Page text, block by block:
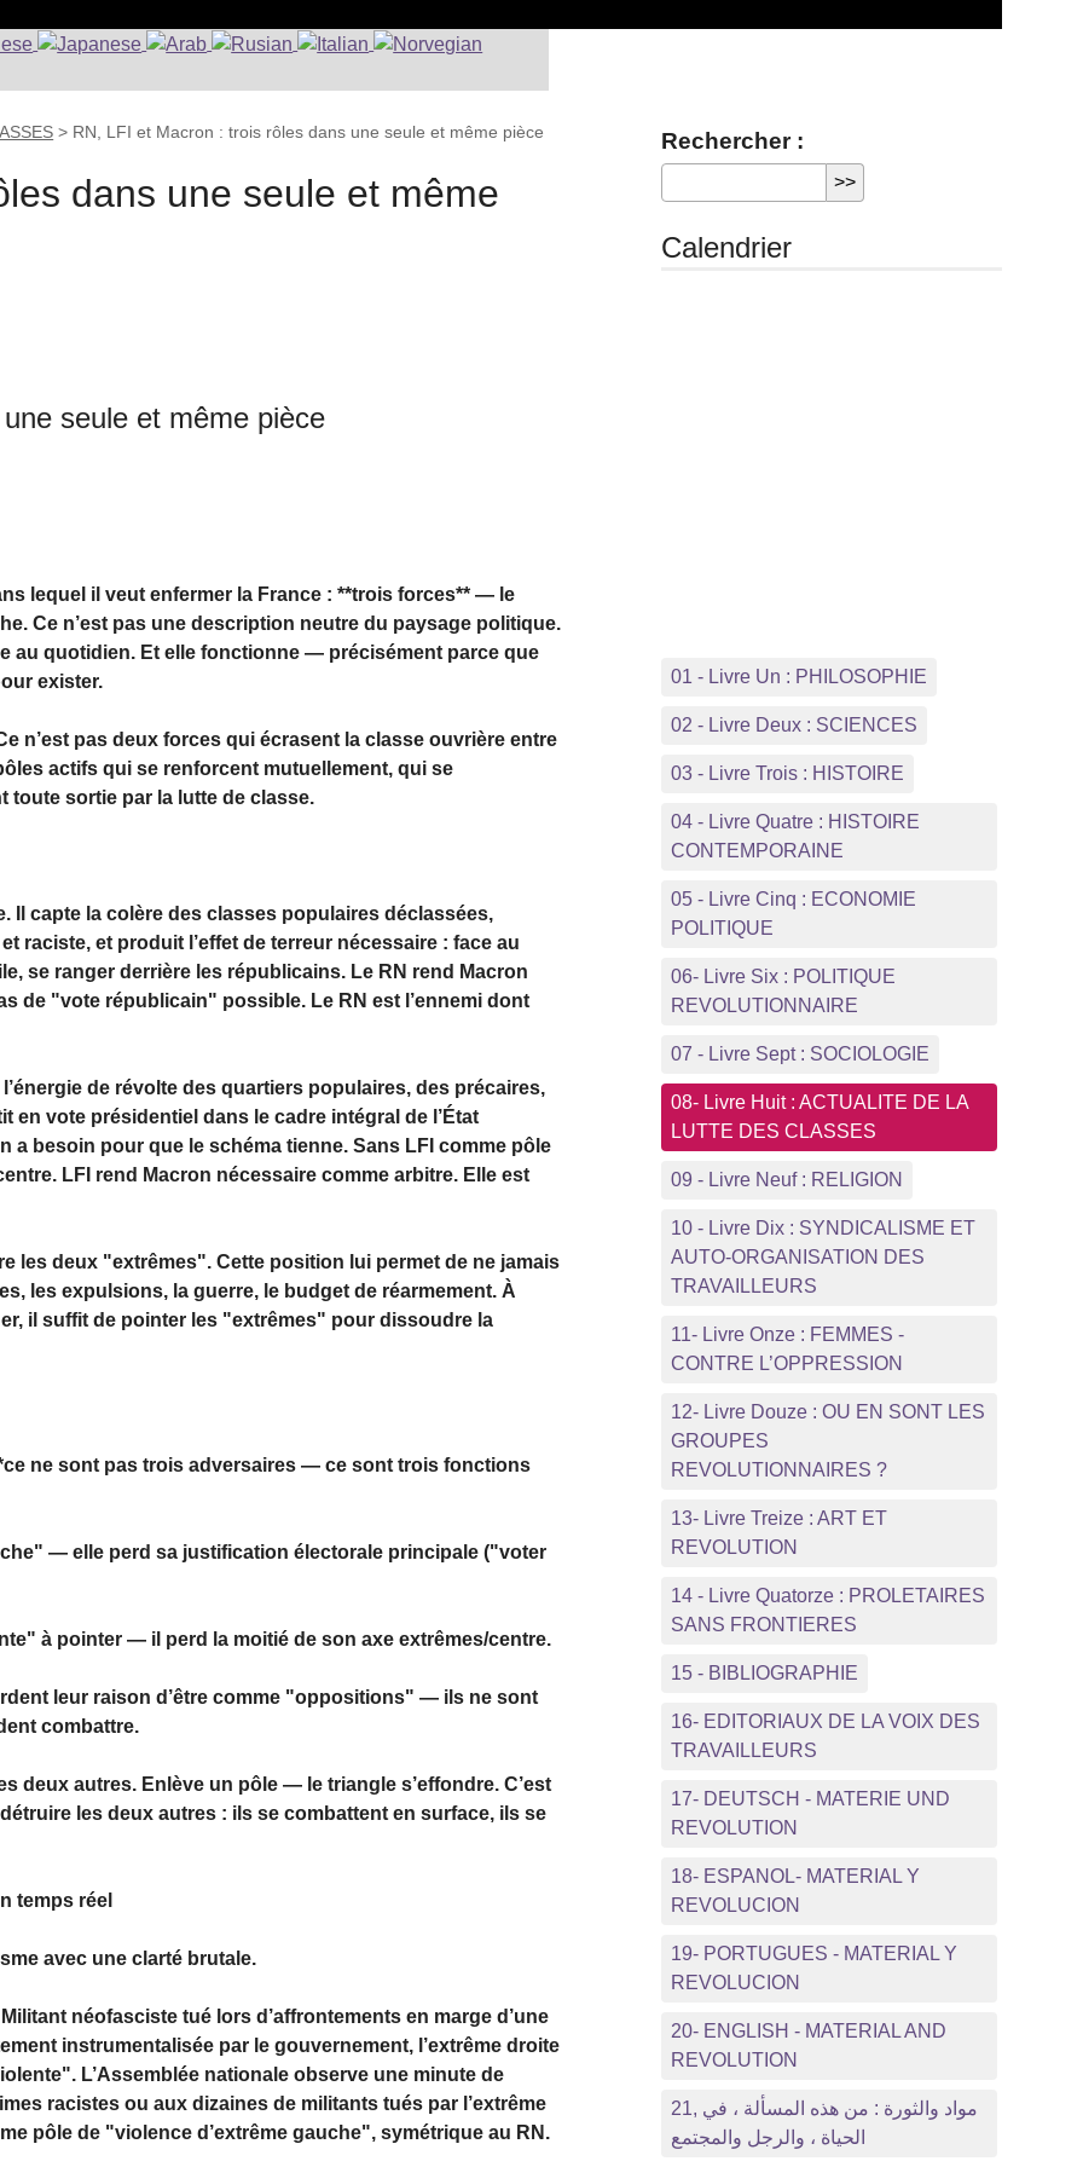
> RN, LFI et Macron : trois rôles dans une seule et même pièce
dans une seule et même
seule et même pièce
lequel il veut enfermer la France : **trois forces** — le
Ce n’est pas une description neutre du paysage politique.
au quotidien. Et elle fonctionne — précisément parce que
exister.
n’est pas deux forces qui écrasent la classe ouvrière entre
actifs qui se renforcent mutuellement, qui se
toute sortie par la lutte de classe.
Il capte la colère des classes populaires déclassées,
raciste, et produit l’effet de terreur nécessaire : face au
se ranger derrière les républicains. Le RN rend Macron
de "vote républicain" possible. Le RN est l’ennemi dont
de révolte des quartiers populaires, des précaires,
vote présidentiel dans le cadre intégral de l’État
a besoin pour que le schéma tienne. Sans LFI comme pôle
LFI rend Macron nécessaire comme arbitre. Elle est
les deux "extrêmes". Cette position lui permet de ne jamais
les expulsions, la guerre, le budget de réarmement. À
il suffit de pointer les "extrêmes" pour dissoudre la
ne sont pas trois adversaires — ce sont trois fonctions
— elle perd sa justification électorale principale ("voter
à pointer — il perd la moitié de son axe extrêmes/centre.
leur raison d’être comme "oppositions" — ils ne sont
combattre.
deux autres. Enlève un pôle — le triangle s’effondre. C’est
les deux autres : ils se combattent en surface, ils se
temps réel
avec une clarté brutale.
néofasciste tué lors d’affrontements en marge d’une
instrumentalisée par le gouvernement, l’extrême droite
L’Assemblée nationale observe une minute de
racistes ou aux dizaines de militants tués par l’extrême
pôle de "violence d’extrême gauche", symétrique au RN.
Rechercher :
Calendrier
01 - Livre Un : PHILOSOPHIE
02 - Livre Deux : SCIENCES
03 - Livre Trois : HISTOIRE
04 - Livre Quatre : HISTOIRE
CONTEMPORAINE
05 - Livre Cinq : ECONOMIE
POLITIQUE
06- Livre Six : POLITIQUE
REVOLUTIONNAIRE
07 - Livre Sept : SOCIOLOGIE
08- Livre Huit : ACTUALITE DE LA
LUTTE DES CLASSES
09 - Livre Neuf : RELIGION
10 - Livre Dix : SYNDICALISME ET
AUTO-ORGANISATION DES
TRAVAILLEURS
11- Livre Onze : FEMMES -
CONTRE L’OPPRESSION
12- Livre Douze : OU EN SONT LES
GROUPES
REVOLUTIONNAIRES ?
13- Livre Treize : ART ET
REVOLUTION
14 - Livre Quatorze : PROLETAIRES
SANS FRONTIERES
15 - BIBLIOGRAPHIE
16- EDITORIAUX DE LA VOIX DES
TRAVAILLEURS
17- DEUTSCH - MATERIE UND
REVOLUTION
18- ESPANOL- MATERIAL Y
REVOLUCION
19- PORTUGUES - MATERIAL Y
REVOLUCION
20- ENGLISH - MATERIAL AND
REVOLUTION
21, مواد والثورة : من هذه المسألة ، في
الحياة ، والرجل والمجتمع